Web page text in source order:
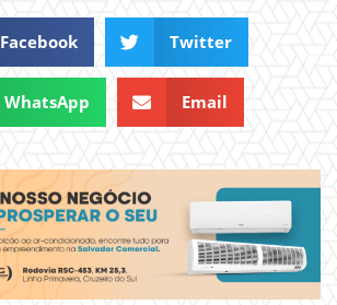
Facebook Twitter
WhatsApp Email